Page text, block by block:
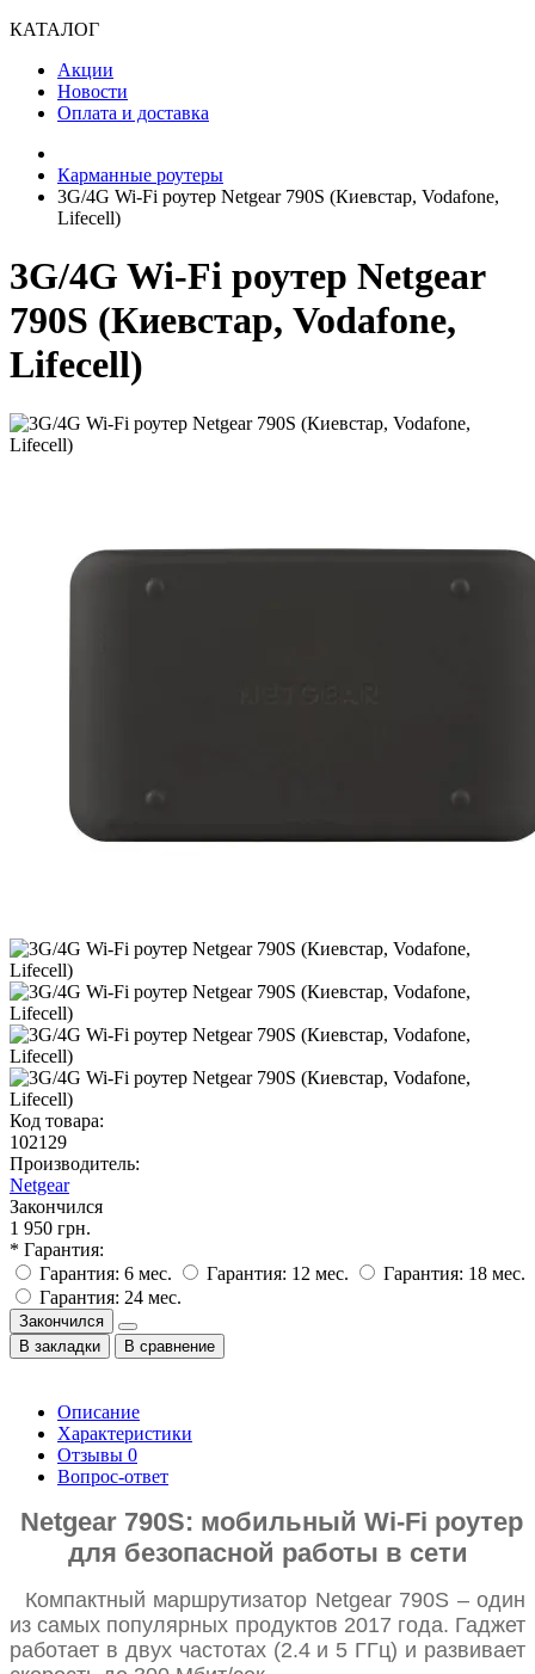
КАТАЛОГ
Акции
Новости
Оплата и доставка
Карманные роутеры
3G/4G Wi-Fi роутер Netgear 790S (Киевстар, Vodafone,
Lifecell)
3G/4G Wi-Fi роутер Netgear
790S (Киевстар, Vodafone,
Lifecell)
Код товара:
102129
Производитель:
Netgear
Закончился
1 950 грн.
* Гарантия:
Гарантия: 6 мес.
Гарантия: 12 мес.
Гарантия: 18 мес.
Гарантия: 24 мес.
Закончился
В закладки
В сравнение
Описание
Характеристики
Отзывы 0
Вопрос-ответ
Netgear 790S: мобильный Wi-Fi роутер
для безопасной работы в сети
Компактный маршрутизатор Netgear 790S – один
из самых популярных продуктов 2017 года. Гаджет
работает в двух частотах (2.4 и 5 ГГц) и развивает